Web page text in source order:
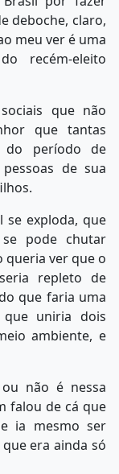
deboche, claro,
meu ver é uma
recém-eleito
que não
que tantas
do período de
de sua
se exploda, que
pode chutar
queria ver que o
repleto de
que faria uma
uniria dois
ambiente, e
não é nessa
falou de cá que
ia mesmo ser
era ainda só